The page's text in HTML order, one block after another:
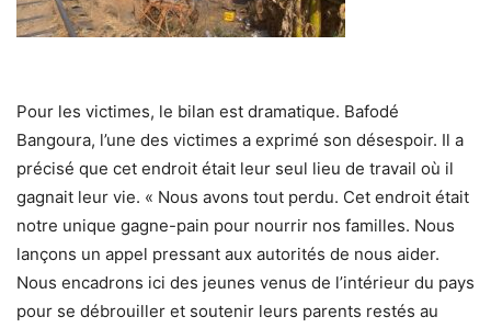
Pour les victimes, le bilan est dramatique. Bafodé
Bangoura, l’une des victimes a exprimé son désespoir. Il a
précisé que cet endroit était leur seul lieu de travail où il
gagnait leur vie. « Nous avons tout perdu. Cet endroit était
notre unique gagne-pain pour nourrir nos familles. Nous
lançons un appel pressant aux autorités de nous aider.
Nous encadrons ici des jeunes venus de l’intérieur du pays
pour se débrouiller et soutenir leurs parents restés au